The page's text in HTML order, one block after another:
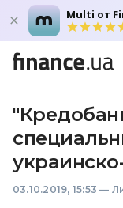
Multi от
03.10.2019, 15:53 —